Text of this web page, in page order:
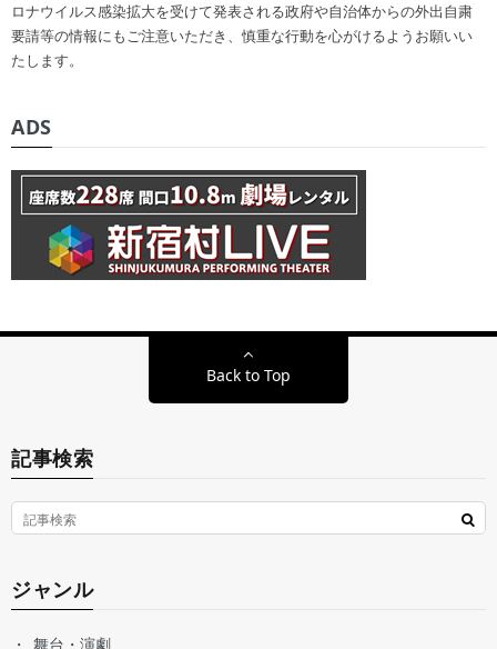
ロナウイルス感染拡大を受けて発表される政府や自治体からの外出自粛
要請等の情報にもご注意いただき、慎重な行動を心がけるようお願いい
たします。
ADS
Back to Top
記事検索
ジャンル
舞台・演劇